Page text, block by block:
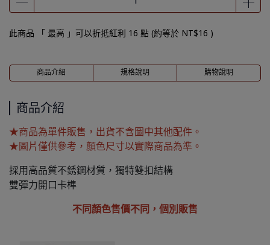
此商品 「 最高 」可以折抵紅利 16 點 (約等於 NT$16 )
商品介紹 規格說明 購物說明
商品介紹
★商品為單件販售，出貨不含圖中其他配件。
★圖片僅供參考，顏色尺寸以實際商品為準。
採用高品質不銹鋼材質，獨特雙扣結構
雙彈力開口卡榫
不同顏色售價不同，個別販售